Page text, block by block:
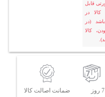
قابل
در
(در
کالا
7 روز
ضمانت اصالت کالا